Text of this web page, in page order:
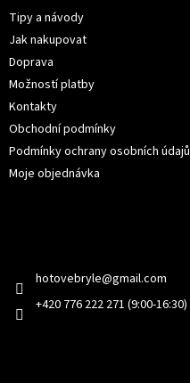
Tipy a návody
Jak nakupovat
Doprava
Možností platby
Kontakty
Obchodní podmínky
Podmínky ochrany osobních údajů
Moje objednávka
hotovebryle@gmail.com
+420 776 222 271 (9:00-16:30)